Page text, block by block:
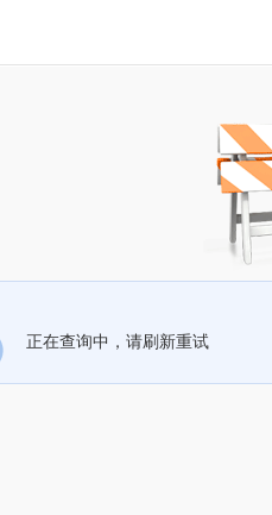
正在查询中，请刷新重试